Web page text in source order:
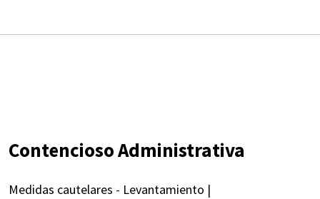
Contencioso Administrativa
Medidas cautelares - Levantamiento |